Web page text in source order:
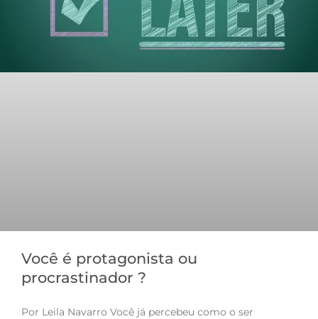
Você é protagonista ou
procrastinador ?
Por Leila Navarro Você já percebeu como o ser